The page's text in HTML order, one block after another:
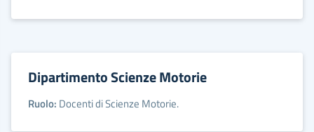
Dipartimento Scienze Motorie
Ruolo: Docenti di Scienze Motorie.